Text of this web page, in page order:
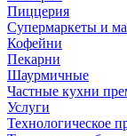
Пиццерия
Супермаркеты и
Кофейни
Пекарни
Шаурмичные
Частные кухни
Услуги
Технологическое